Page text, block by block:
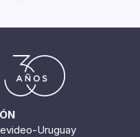
Uruguay